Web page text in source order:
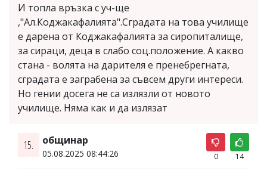
И топла връзка с уч-ще
,"Ал.Коджакафалията".Сградата на това училище
е дарена от Коджакафалията за сиропиталище,
за сираци, деца в слабо соц.положение. А какво
стана - волята на дарителя е пренебрегната,
сградата е заграбена за съвсем други интереси.
Но гении досега не са излязли от новото
училище. Няма как и да излязат
15. общинар
05.08.2025 08:44:26 0 14